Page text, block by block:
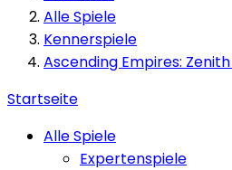
Alle Spiele
Kennerspiele
Ascending Empires:
Startseite
Alle Spiele
Expertenspiele